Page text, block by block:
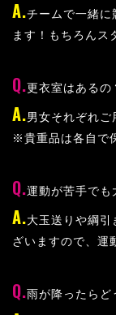
チームで一緒に
ます！もちろんス
更衣室はあるの
男女それぞれご
※貴重品は各自で
運動が苦手でも
大玉送りや綱
ざいますので、運
雨が降ったらど